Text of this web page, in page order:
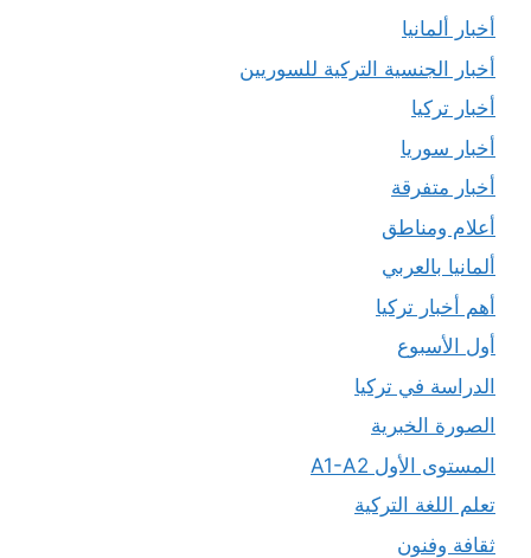
أخبار ألمانيا
أخبار الجنسية التركية للسوريين
أخبار تركيا
أخبار سوريا
أخبار متفرقة
أعلام ومناطق
ألمانيا بالعربي
أهم أخبار تركيا
أول الأسبوع
الدراسة في تركيا
الصورة الخبرية
المستوى الأول A1-A2
تعلم اللغة التركية
ثقافة وفنون